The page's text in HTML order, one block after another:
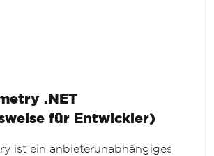
.NET
für Entwickler)
ist ein anbieterunabhängiges